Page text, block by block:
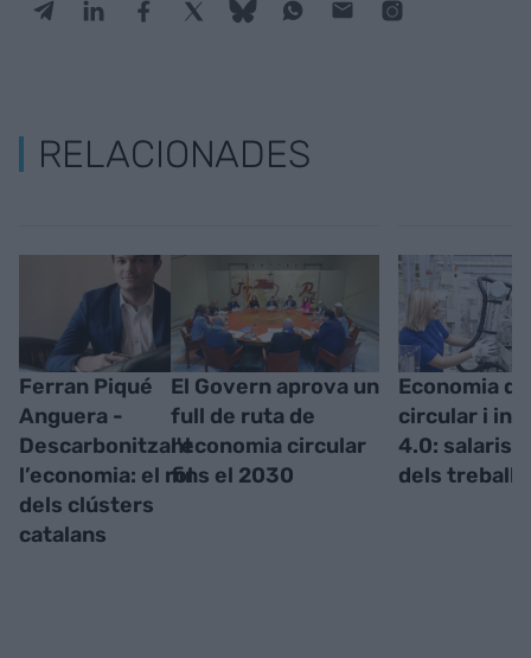
RELACIONADES
Ferran Piqué
Anguera -
Descarbonitzant
l’economia: el rol
dels clústers
catalans
El Govern aprova un
full de ruta de
l'economia circular
fins el 2030
Economia
circular i
4.0: salaris i
dels